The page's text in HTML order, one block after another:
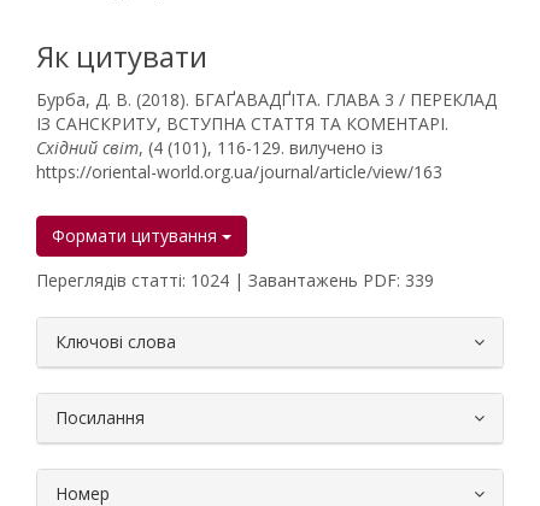
Як цитувати
Бурба, Д. В. (2018). БГАҐАВАДҐІТА. ГЛАВА 3 / ПЕРЕКЛАД
ІЗ САНСКРИТУ, ВСТУПНА СТАТТЯ ТА КОМЕНТАРІ.
Східний світ, (4 (101), 116-129. вилучено із
https://oriental-world.org.ua/journal/article/view/163
Формати цитування
Переглядів статті: 1024 | Завантажень PDF: 339
Ключові слова
Посилання
Номер